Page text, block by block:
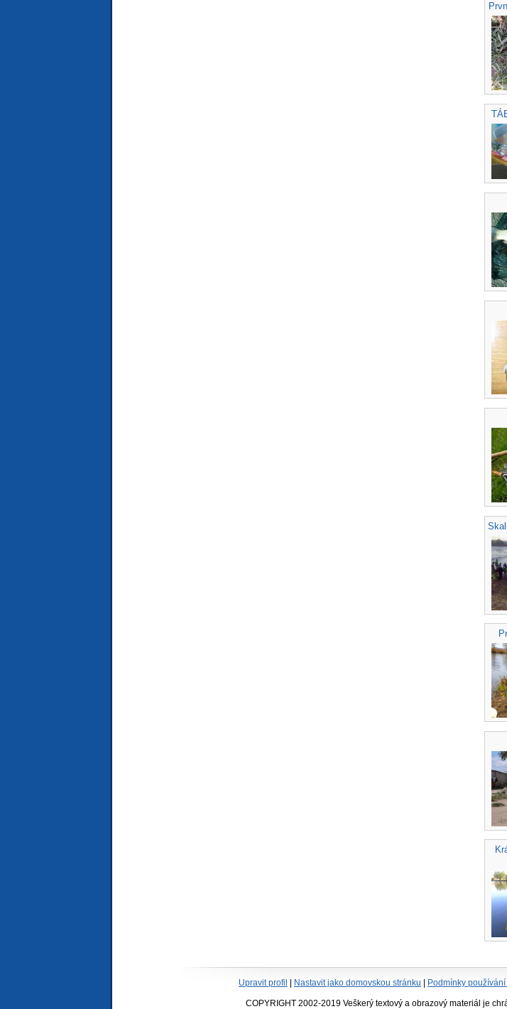
Upravit profil Nastavit jako domovskou stránku Podmínky
COPYRIGHT 2002-2019 Veškerý textový a obrazový materiál je